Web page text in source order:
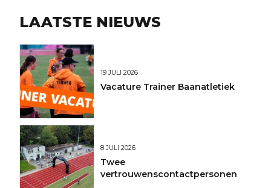
LAATSTE NIEUWS
19 JULI 2026
Vacature Trainer Baanatletiek
8 JULI 2026
Twee
vertrouwenscontactpersonen